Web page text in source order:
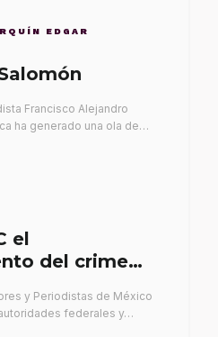
EDGAR
Francisco Alejandro
ha generado una ola de…
el
del crimen
y Periodistas de México
federales y…